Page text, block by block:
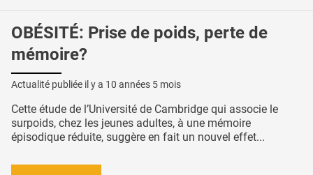
OBÉSITÉ: Prise de poids, perte de
mémoire?
Actualité publiée il y a 10 années 5 mois
Cette étude de l’Université de Cambridge qui associe le
surpoids, chez les jeunes adultes, à une mémoire
épisodique réduite, suggère en fait un nouvel effet...